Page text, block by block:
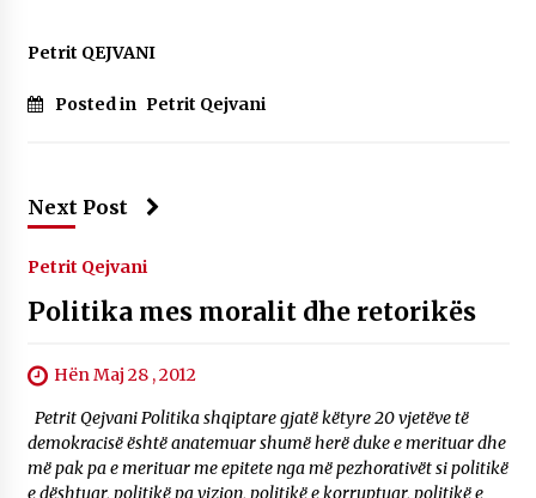
22/09/2025
– ËNGJËLL HASIMAJ – “KUJTIMET E MIA PËR
Gazeta Kallarati nr. 114
Petrit QEJVANI
Posted in Petrit Qejvani
Next Post
Petrit Qejvani
Politika mes moralit dhe retorikës
Hën Maj 28 , 2012
Petrit Qejvani Politika shqiptare gjatë këtyre 20 vjetëve të
demokracisë është anatemuar shumë herë duke e merituar dhe
më pak pa e merituar me epitete nga më pezhorativët si politikë
e dështuar, politikë pa vizion, politikë e korruptuar, politikë e